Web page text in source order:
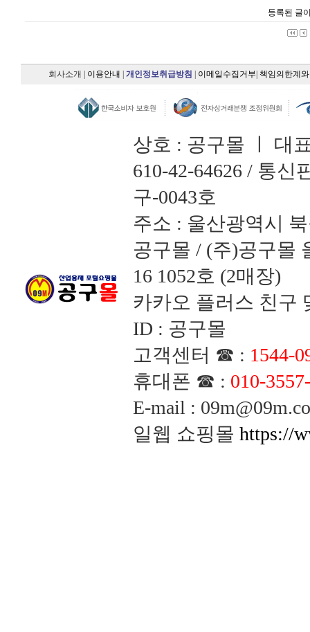
등록된 글
회사소개 이용안내 개인정보취급방침 이메일수집거부 책임의한계
상호 : 공구몰 ㅣ 대
610-42-64626 / 통신
구-0043호
주소 : 울산광역시
공구몰 / (주)공구몰
16 1052호 (2매장)
카카오 플러스 친구
ID : 공구몰
고객센터 ☎ : 1544-
휴대폰 ☎ : 010-
E-mail :
일웹 쇼핑몰 https://